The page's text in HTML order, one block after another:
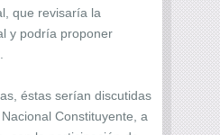
que revisaría la
y podría proponer
éstas serían discutidas
Constituyente, a